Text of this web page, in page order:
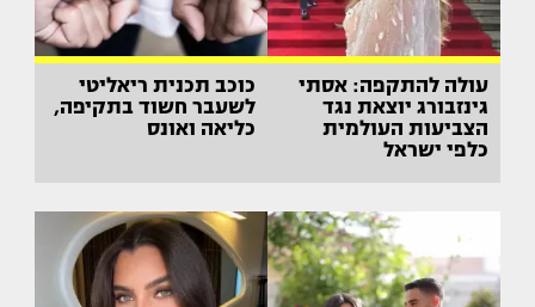
עולה להתקפה: אסתי
גינזבורג יוצאת נגד
הצביעות העולמית
כלפי ישראל
כוכב תכנית ריאליטי
לשעבר חשוד בתקיפה,
כליאה ואונס